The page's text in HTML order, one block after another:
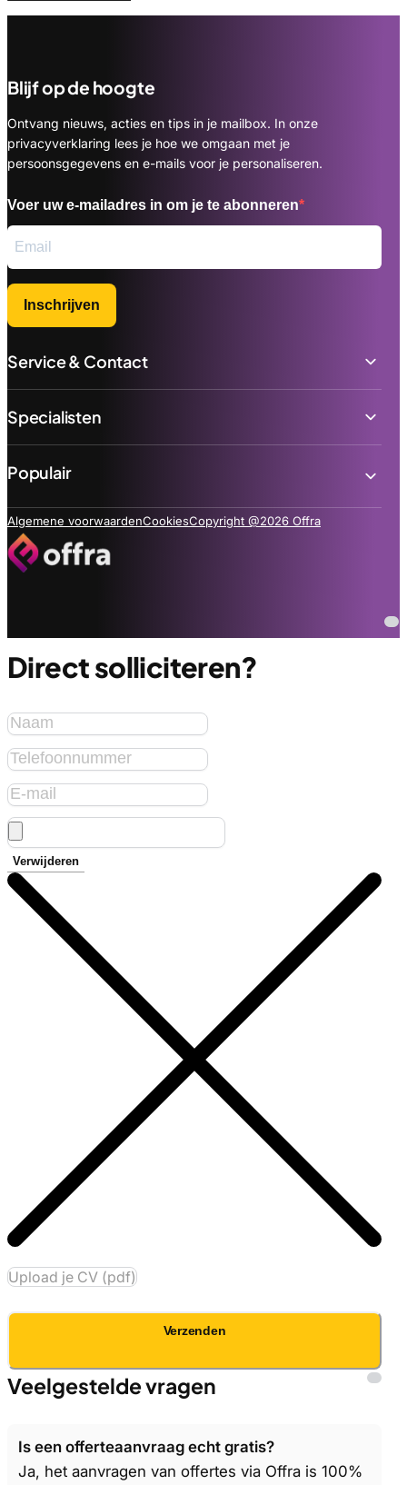
Blijf op de hoogte
Ontvang nieuws, acties en tips in je mailbox. In onze
privacyverklaring lees je hoe we omgaan met je
persoonsgegevens en e-mails voor je personaliseren.
Voer uw e-mailadres in om je te abonneren
Inschrijven
Service & Contact
Specialisten
Populair
Algemene voorwaardenCookiesCopyright @2026 Offra
Direct solliciteren?
Verwijderen
Upload je CV (pdf)
Verzenden
Veelgestelde vragen
Is een offerteaanvraag echt gratis?
Ja, het aanvragen van offertes via Offra is 100%